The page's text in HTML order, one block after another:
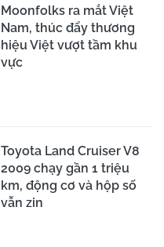
Moonfolks ra mắt Việt
Nam, thúc đẩy thương
hiệu Việt vượt tầm khu
vực
Toyota Land Cruiser V8
2009 chạy gần 1 triệu
km, động cơ và hộp số
vẫn zin